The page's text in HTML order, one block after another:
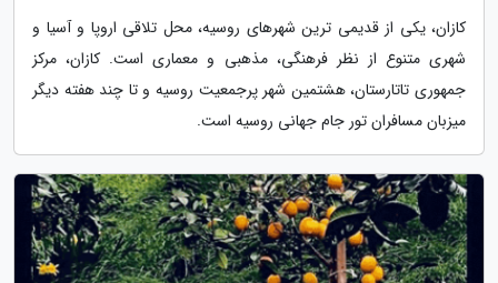
کازان، یکی از قدیمی ترین شهرهای روسیه، محل تلاقی اروپا و آسیا و
شهری متنوع از نظر فرهنگی، مذهبی و معماری است. کازان، مرکز
جمهوری تاتارستان، هشتمین شهر پرجمعیت روسیه و تا چند هفته دیگر
میزبان مسافران تور جام جهانی روسیه است.